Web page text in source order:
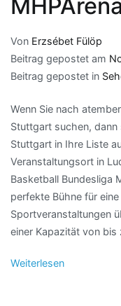
Von Erzsébet Fülöp
Beitrag gepostet am
Beitrag gepostet in
Wenn Sie nach
Stuttgart suchen, dann
Stuttgart in Ihre Liste
Veranstaltungsort in
Basketball Bundesliga
perfekte Bühne für
Sportveranstaltungen
einer Kapazität von
Weiterlesen